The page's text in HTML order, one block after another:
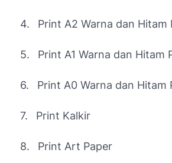
4. Print A2 Warna dan Hitam
5. Print A1 Warna dan Hitam
6. Print A0 Warna dan Hitam
7. Print Kalkir
8. Print Art Paper